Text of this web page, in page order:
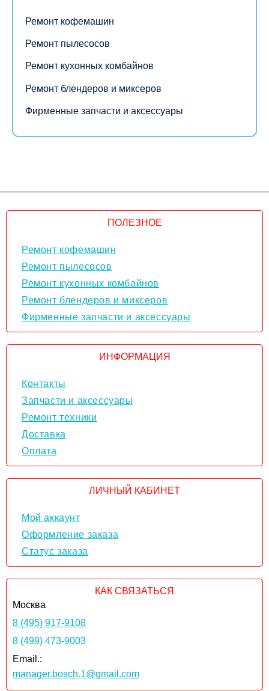
Ремонт кофемашин
Ремонт пылесосов
Ремонт кухонных комбайнов
Ремонт блендеров и миксеров
Фирменные запчасти и аксессуары
ПОЛЕЗНОЕ
Ремонт кофемашин
Ремонт пылесосов
Ремонт кухонных комбайнов
Ремонт блендеров и миксеров
Фирменные запчасти и аксессуары
ИНФОРМАЦИЯ
Контакты
Запчасти и аксессуары
Ремонт техники
Доставка
Оплата
ЛИЧНЫЙ КАБИНЕТ
Мой аккаунт
Оформление заказа
Статус заказа
КАК СВЯЗАТЬСЯ
Москва
8 (495) 917-9108
8 (499) 473-9003
Email.:
manager.bosch.1@gmail.com